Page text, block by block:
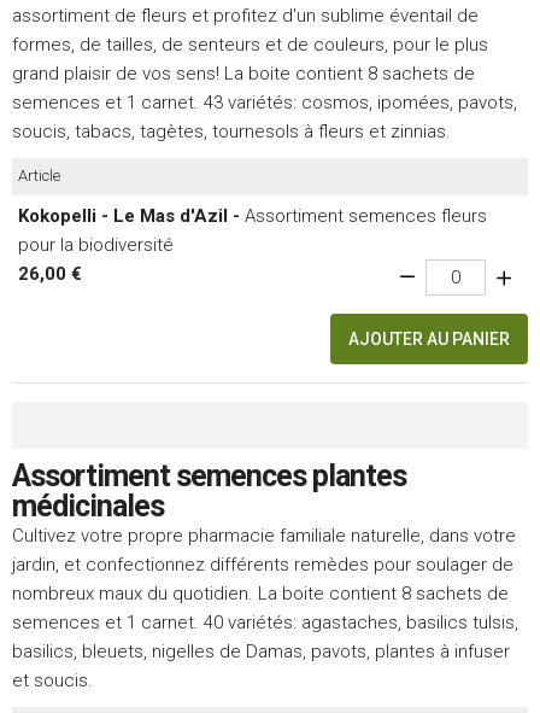
assortiment de fleurs et profitez d'un sublime éventail de
formes, de tailles, de senteurs et de couleurs, pour le plus
grand plaisir de vos sens! La boite contient 8 sachets de
semences et 1 carnet. 43 variétés: cosmos, ipomées, pavots,
soucis, tabacs, tagètes, tournesols à fleurs et zinnias.
Article
Kokopelli - Le Mas d'Azil - Assortiment semences fleurs
pour la biodiversité
26,00 €
AJOUTER AU PANIER
Assortiment semences plantes
médicinales
Cultivez votre propre pharmacie familiale naturelle, dans votre
jardin, et confectionnez différents remèdes pour soulager de
nombreux maux du quotidien. La boite contient 8 sachets de
semences et 1 carnet. 40 variétés: agastaches, basilics tulsis,
basilics, bleuets, nigelles de Damas, pavots, plantes à infuser
et soucis.